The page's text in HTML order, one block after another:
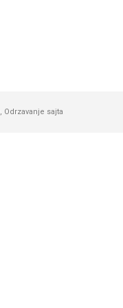
, Odrzavanje sajta